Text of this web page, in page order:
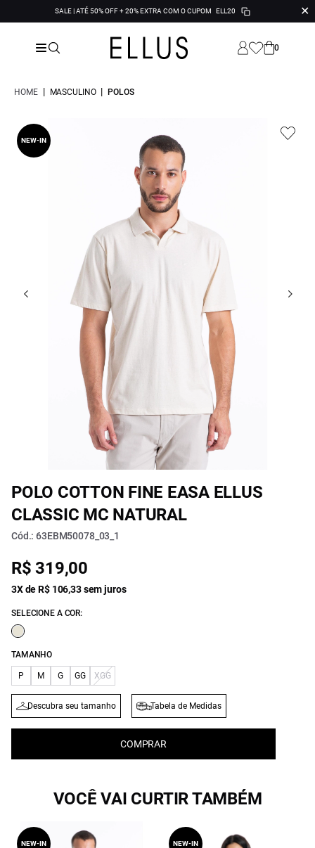
SALE | ATÉ 50% OFF + 20% EXTRA COM O CUPOM ELL20 ✕
0
HOME | MASCULINO | POLOS
NEW-IN
POLO COTTON FINE EASA ELLUS
CLASSIC MC NATURAL
Cód.: 63EBM50078_03_1
R$ 319,00
3X de R$ 106,33 sem juros
SELECIONE A COR:
TAMANHO
P M G GG XGG
Descubra seu tamanho Tabela de Medidas
COMPRAR
VOCÊ VAI CURTIR TAMBÉM
NEW-IN NEW-IN